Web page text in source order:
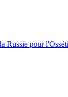
Russie pour